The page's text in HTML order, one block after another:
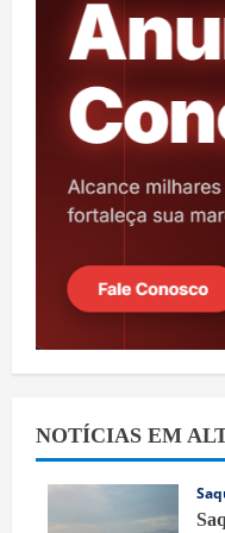
NOTÍCIAS EM